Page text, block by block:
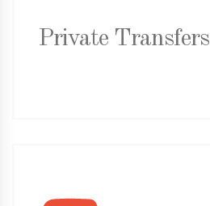
Private Transfers